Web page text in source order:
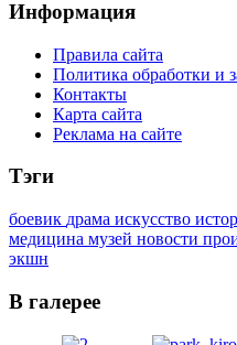
Информация
Правила сайта
Политика обработки и
Контакты
Карта сайта
Реклама на сайте
Тэги
боевик драма искусство
медицина музей новости
экшн
В галерее